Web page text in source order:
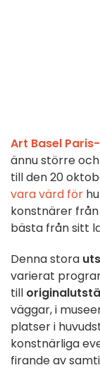
Art Basel
ännu större
till den 20
vara värd för
konstnärer
bästa från sitt
Denna stora
varierat
till
väggar, i
platser i
konstnärliga
firande av